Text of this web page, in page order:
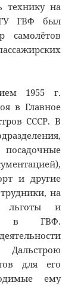
технику на
ГУ ГВФ был
самолётов
1955 г.
в Главное
СССР. В
и другие
на
льготы и
в ГВФ.
для его
ему